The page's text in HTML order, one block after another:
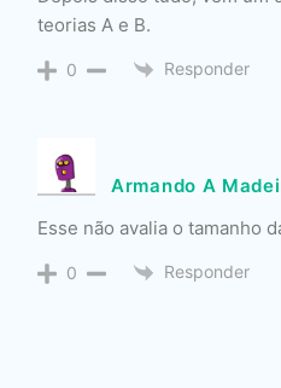
teorias A e B.
0 Responder
Armando A
Esse não avalia o tamanho
0 Responder